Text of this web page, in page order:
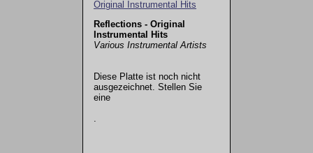
Reflections - Original
Instrumental Hits
Various Instrumental Artists
Diese Platte ist noch nicht
ausgezeichnet. Stellen Sie
eine